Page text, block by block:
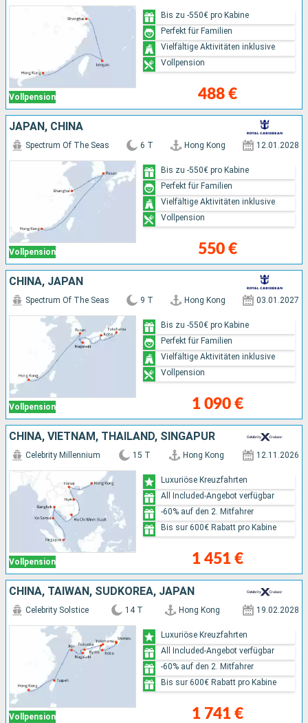
Vollpension 488 €
Bis zu -550€ pro Kabine
Perfekt für Familien
Vielfältige Aktivitäten inklusive
Vollpension
JAPAN, CHINA
Vollpension
Spectrum Of The Seas 6 T Hong Kong 12.01.2028
550 €
Bis zu -550€ pro Kabine
Perfekt für Familien
Vielfältige Aktivitäten inklusive
Vollpension
CHINA, JAPAN
Vollpension
Spectrum Of The Seas 9 T Hong Kong 03.01.2027
1 090 €
Bis zu -550€ pro Kabine
Perfekt für Familien
Vielfältige Aktivitäten inklusive
Vollpension
CHINA, VIETNAM, THAILAND, SINGAPUR
Vollpension
Celebrity Millennium 15 T Hong Kong 12.11.2026
1 451 €
Luxuriöse Kreuzfahrten
All Included-Angebot verfügbar
-60% auf den 2. Mitfahrer
Bis sur 600€ Rabatt pro Kabine
CHINA, TAIWAN, SÜDKOREA, JAPAN
Vollpension
Celebrity Solstice 14 T Hong Kong 19.02.2028
1 741 €
Luxuriöse Kreuzfahrten
All Included-Angebot verfügbar
-60% auf den 2. Mitfahrer
Bis sur 600€ Rabatt pro Kabine